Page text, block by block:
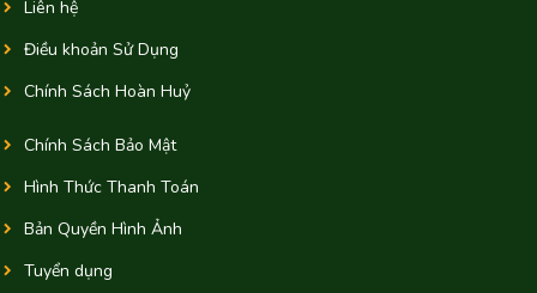
Liên hệ
Điều khoản Sử Dụng
Chính Sách Hoàn Huỷ
Chính Sách Bảo Mật
Hình Thức Thanh Toán
Bản Quyền Hình Ảnh
Tuyển dụng